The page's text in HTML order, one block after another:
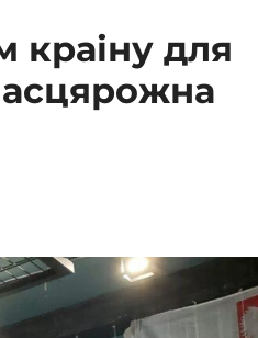
краіну для